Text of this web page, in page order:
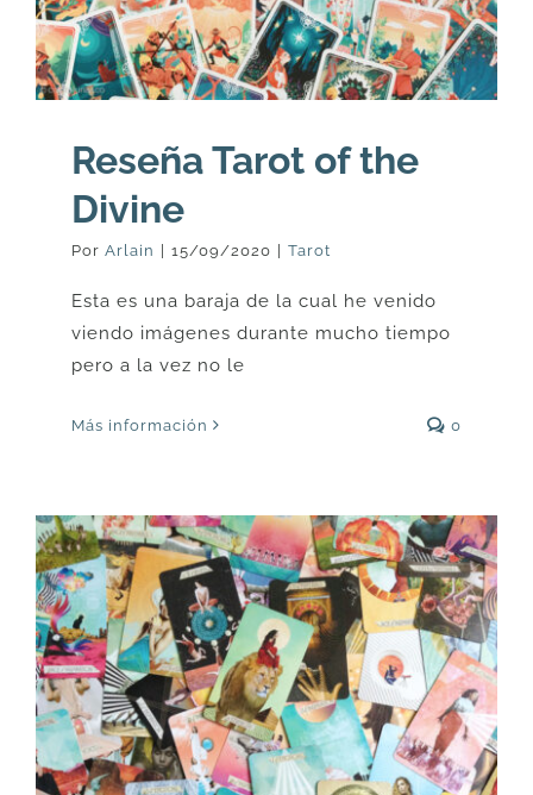
CONTACTO
Carrito
Reseña Tarot of the
Divine
Por Arlain 15/09/2020 Tarot
Esta es una baraja de la cual he venido
viendo imágenes durante mucho tiempo
pero a la vez no le
Más información 0